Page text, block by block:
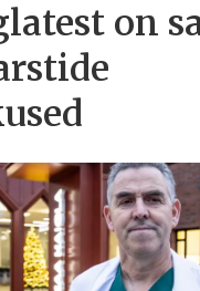
on